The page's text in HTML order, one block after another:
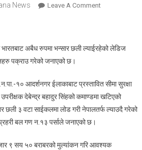
News Leave A CommentOn
अबैध
।
अबैध रुपमा भन्सार छली ल्याईरहेको लेडिज
पक्राउ गरेको जनाएको छ।
१० आदर्शनगर ईलाकाबाट प्रस्तावित सीमा सुरक्षा
देबेन्द्र बहादुर सिंहको कमाण्डमा खटिएको
छली ३ वटा साईकलमा लोड गरी नेपालतर्फ ल्याउदै गरेको
बल गण न.१३ पर्साले जनाएको छ।
९ सय ५० बराबरको मुल्यांकन गरि आवश्यक